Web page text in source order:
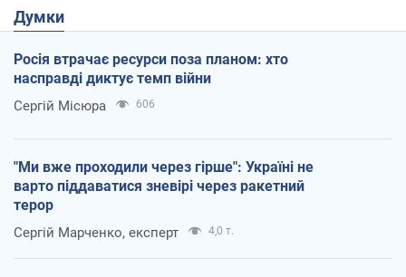
Думки
Росія втрачає ресурси поза планом: хто
насправді диктує темп війни
Сергій Місюра 606
"Ми вже проходили через гірше": Україні не
варто піддаватися зневірі через ракетний
терор
Сергій Марченко, експерт 4,0 т.